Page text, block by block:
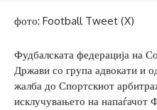
фото: Football Tweet (X)
Фудбалската федерација на
Држави со група адвокати и
жалба до Спортскиот
исклучувањето на напаѓачот